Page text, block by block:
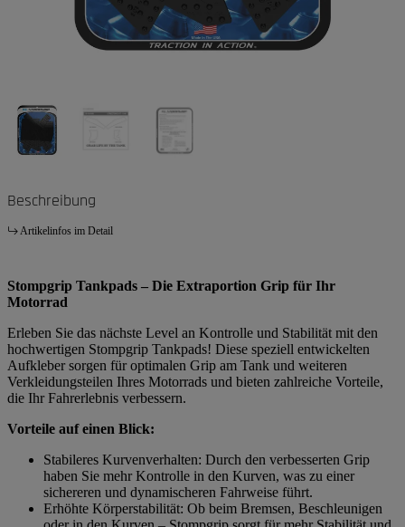
Beschreibung
Artikelinfos im Detail
Stompgrip Tankpads – Die Extraportion Grip für Ihr
Motorrad
Erleben Sie das nächste Level an Kontrolle und Stabilität mit den
hochwertigen Stompgrip Tankpads! Diese speziell entwickelten
Aufkleber sorgen für optimalen Grip am Tank und weiteren
Verkleidungsteilen Ihres Motorrads und bieten zahlreiche Vorteile,
die Ihr Fahrerlebnis verbessern.
Vorteile auf einen Blick:
Stabileres Kurvenverhalten: Durch den verbesserten Grip
haben Sie mehr Kontrolle in den Kurven, was zu einer
sichereren und dynamischeren Fahrweise führt.
Erhöhte Körperstabilität: Ob beim Bremsen, Beschleunigen